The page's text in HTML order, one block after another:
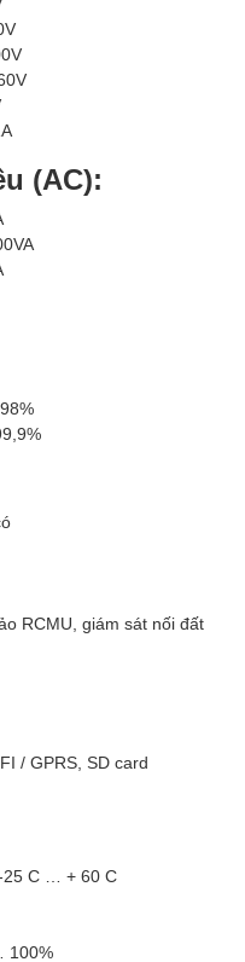
(AC):
RCMU, giám sát nối đất
/ GPRS, SD card
25 C … + 60 C
100%